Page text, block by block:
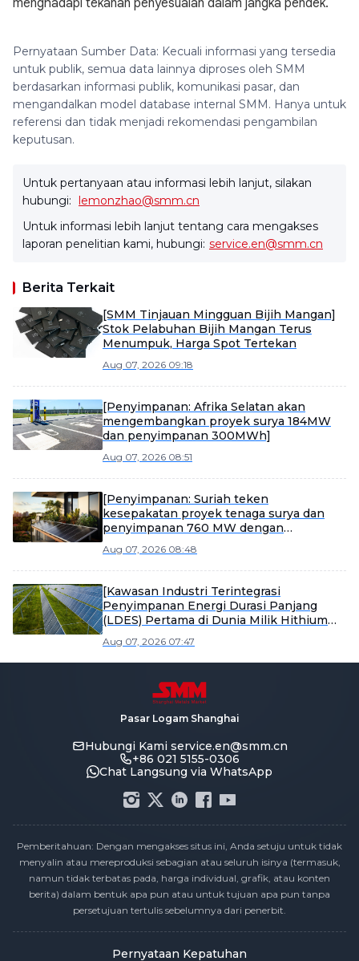
menghadapi tekanan penyesuaian dalam jangka pendek.
Pernyataan Sumber Data: Kecuali informasi yang tersedia
untuk publik, semua data lainnya diproses oleh SMM
berdasarkan informasi publik, komunikasi pasar, dan
mengandalkan model database internal SMM. Hanya untuk
referensi dan tidak menjadi rekomendasi pengambilan
keputusan.
Untuk pertanyaan atau informasi lebih lanjut, silakan
hubungi: lemonzhao@smm.cn
Untuk informasi lebih lanjut tentang cara mengakses
laporan penelitian kami, hubungi: service.en@smm.cn
Berita Terkait
[SMM Tinjauan Mingguan Bijih Mangan]
Stok Pelabuhan Bijih Mangan Terus
Menumpuk, Harga Spot Tertekan
Aug 07, 2026 09:18
[Penyimpanan: Afrika Selatan akan
mengembangkan proyek surya 184MW
dan penyimpanan 300MWh]
Aug 07, 2026 08:51
[Penyimpanan: Suriah teken
kesepakatan proyek tenaga surya dan
penyimpanan 760 MW dengan
Aug 07, 2026 08:48
[Kawasan Industri Terintegrasi
Penyimpanan Energi Durasi Panjang
(LDES) Pertama di Dunia Milik Hithium
Aug 07, 2026 07:47
Pasar Logam Shanghai
Hubungi Kami service.en@smm.cn
+86 021 5155-0306
Chat Langsung via WhatsApp
Pemberitahuan: Dengan mengakses situs ini, Anda setuju untuk tidak
menyalin atau mereproduksi sebagian atau seluruh isinya (termasuk,
namun tidak terbatas pada, harga individual, grafik, atau konten
berita) dalam bentuk apa pun atau untuk tujuan apa pun tanpa
persetujuan tertulis sebelumnya dari penerbit.
Pernyataan Kepatuhan